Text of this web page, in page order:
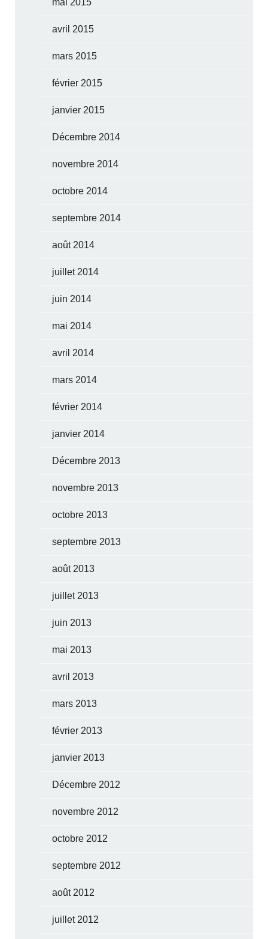
avril 2015
mars 2015
février 2015
janvier 2015
Décembre 2014
novembre 2014
octobre 2014
septembre 2014
août 2014
juillet 2014
juin 2014
mai 2014
avril 2014
mars 2014
février 2014
janvier 2014
Décembre 2013
novembre 2013
octobre 2013
septembre 2013
août 2013
juillet 2013
juin 2013
mai 2013
avril 2013
mars 2013
février 2013
janvier 2013
Décembre 2012
novembre 2012
octobre 2012
septembre 2012
août 2012
juillet 2012